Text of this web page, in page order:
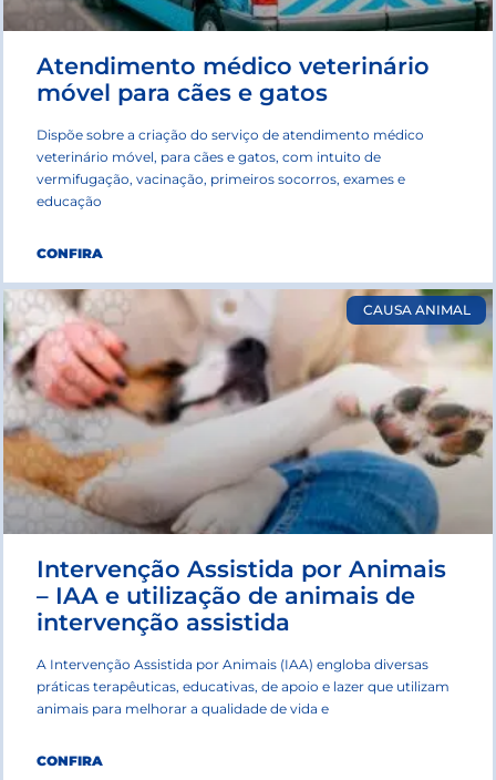
Atendimento médico veterinário
móvel para cães e gatos
Dispõe sobre a criação do serviço de atendimento médico
veterinário móvel, para cães e gatos, com intuito de
vermifugação, vacinação, primeiros socorros, exames e
educação
CONFIRA
CAUSA ANIMAL
Intervenção Assistida por Animais
– IAA e utilização de animais de
intervenção assistida
A Intervenção Assistida por Animais (IAA) engloba diversas
práticas terapêuticas, educativas, de apoio e lazer que utilizam
animais para melhorar a qualidade de vida e
CONFIRA